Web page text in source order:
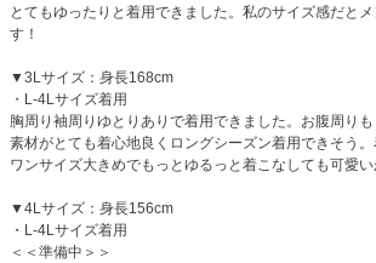
とてもゆったりと着用できました。私のサイズ感だと
す！
▼3Lサイズ：身長168cm
・L-4Lサイズ着用
胸周り袖周りゆとりありで着用できました。お腹周りも
素材がとても着心地良くロングシーズン着用できそう。
ワンサイズ大きめでもっとゆるっと着こなしても可愛い
▼4Lサイズ：身長156cm
・L-4Lサイズ着用
＜＜準備中＞＞